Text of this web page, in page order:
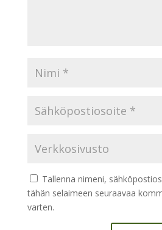
Tallenna nimeni,
tähän selaimeen seuraavaa
varten.